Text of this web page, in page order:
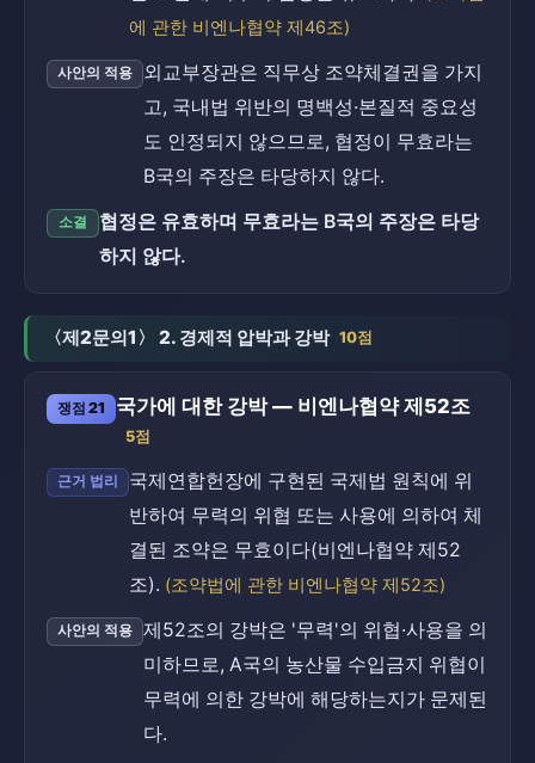
에 관한 비엔나협약 제46조)
사안의 적용
외교부장관은 직무상 조약체결권을 가지
고, 국내법 위반의 명백성·본질적 중요성
도 인정되지 않으므로, 협정이 무효라는
B국의 주장은 타당하지 않다.
소결
협정은 유효하며 무효라는 B국의 주장은 타당
하지 않다.
〈제2문의1〉 2. 경제적 압박과 강박 10점
쟁점 21 국가에 대한 강박 — 비엔나협약 제52조
5점
근거 법리
국제연합헌장에 구현된 국제법 원칙에 위
반하여 무력의 위협 또는 사용에 의하여 체
결된 조약은 무효이다(비엔나협약 제52
조). (조약법에 관한 비엔나협약 제52조)
사안의 적용
제52조의 강박은 '무력'의 위협·사용을 의
미하므로, A국의 농산물 수입금지 위협이
무력에 의한 강박에 해당하는지가 문제된
다.